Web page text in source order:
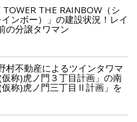
THE RAINBOW（シ
ンボー）」の建設状況！レイ
の分譲タワマン
村不動産によるツインタワマ
称)虎ノ門３丁目計画」の南
称)虎ノ門三丁目Ⅱ計画」を